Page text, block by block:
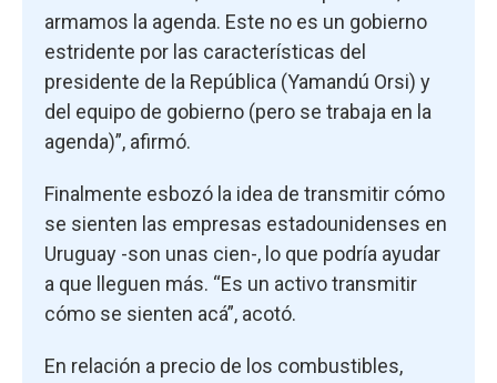
armamos la agenda. Este no es un gobierno
estridente por las características del
presidente de la República (Yamandú Orsi) y
del equipo de gobierno (pero se trabaja en la
agenda)”, afirmó.
Finalmente esbozó la idea de transmitir cómo
se sienten las empresas estadounidenses en
Uruguay -son unas cien-, lo que podría ayudar
a que lleguen más. “Es un activo transmitir
cómo se sienten acá”, acotó.
En relación a precio de los combustibles,